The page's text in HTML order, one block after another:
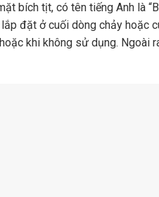
bích tịt, có tên tiếng Anh là
đặt ở cuối dòng chảy hoặc
khi không sử dụng. Ngoài